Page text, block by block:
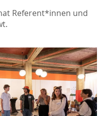
Referent*innen und